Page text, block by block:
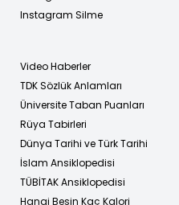
Instagram Silme
Video Haberler
TDK Sözlük Anlamları
Üniversite Taban Puanları
Rüya Tabirleri
Dünya Tarihi ve Türk Tarihi
İslam Ansiklopedisi
TÜBİTAK Ansiklopedisi
Hangi Besin Kaç Kalori